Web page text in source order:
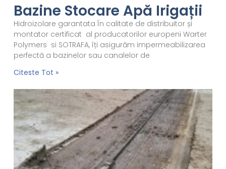
Bazine Stocare Apă Irigații
Hidroizolare garantata În calitate de distribuitor și
montator certificat al producatorilor europeni Warter
Polymers si SOTRAFA, îți asigurăm impermeabilizarea
perfectă a bazinelor sau canalelor de
Citeste Tot »